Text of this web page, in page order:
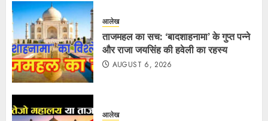
आलेख
ताजमहल का सच: ‘बादशाहनामा’ के गुप्त पन्ने
और राजा जयसिंह की हवेली का रहस्य
AUGUST 6, 2026
आलेख